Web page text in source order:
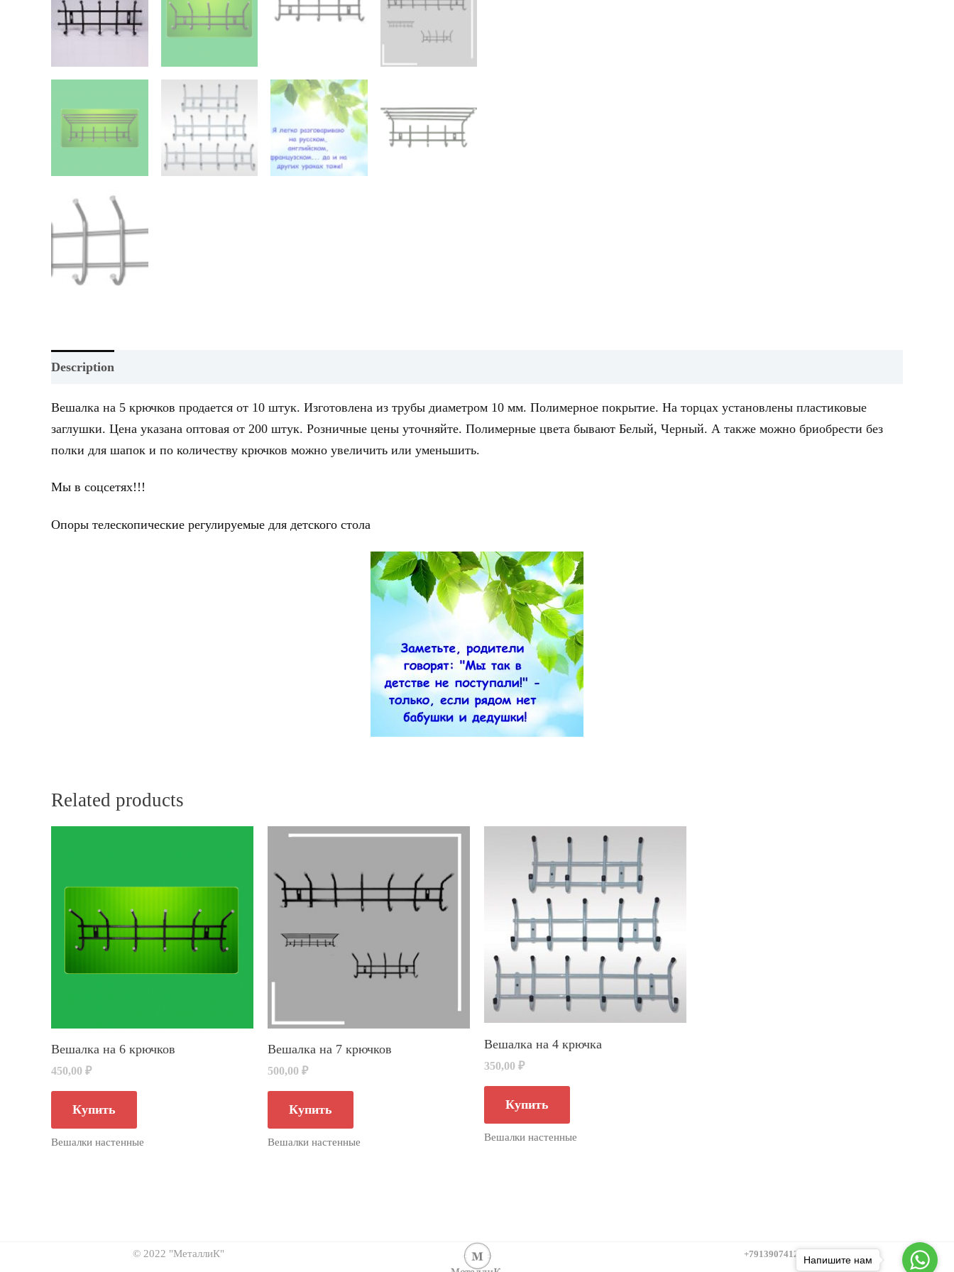
Description
Вешалка на 5 крючков продается от 10 штук. Изготовлена из трубы диаметром 10 мм. Полимерное покрытие. На торцах установлены пластиковые
заглушки. Цена указана оптовая от 200 штук. Розничные цены уточняйте. Полимерные цвета бывают Белый, Черный. А также можно бриобрести без
полки для шапок и по количеству крючков можно увеличить или уменьшить.
Мы в соцсетях!!!
Опоры телескопические регулируемые для детского стола
Related products
Вешалка на 6 крючков
450,00 ₽
Купить
Вешалки настенные
Вешалка на 7 крючков
500,00 ₽
Купить
Вешалки настенные
Вешалка на 4 крючка
350,00 ₽
Купить
Вешалки настенные
© 2022 "МеталлиК" +79139074124
Напишите нам